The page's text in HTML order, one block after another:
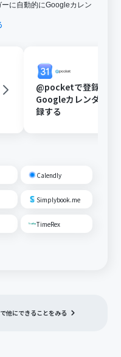
に自動的にGoogleカレン
@pocketで登録され
Googleカレンダーに
録する
Calendly
Simplybook.me
TimeRex
で他にできることをみる